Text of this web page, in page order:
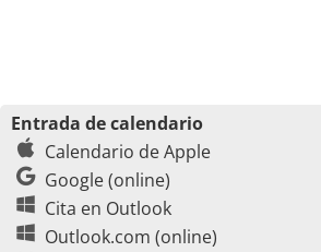
Entrada de calendario
Calendario de Apple
Google (online)
Cita en Outlook
Outlook.com (online)